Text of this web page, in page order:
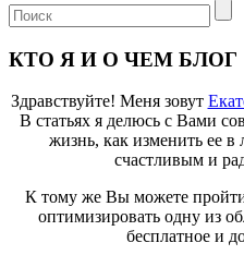
КТО Я И О ЧЕМ БЛОГ
Здравствуйте! Меня зовут
В статьях я делюсь с Вами
жизнь, как изменить ее в
счастливым и
К тому же Вы можете
оптимизировать одну из
бесплатное и